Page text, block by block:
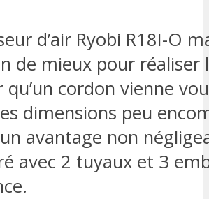
d’air Ryobi R18I-O
de mieux pour réaliser
qu’un cordon vienne
dimensions peu
avantage non
avec 2 tuyaux et 3